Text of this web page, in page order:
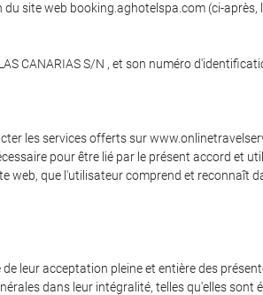
site web booking.aghotelspa.com (ci-après,
CANARIAS S/N , et son numéro
les services offerts sur
pour être lié par le présent accord et
web, que l'utilisateur comprend et reconnaît
leur acceptation pleine et entière des
dans leur intégralité, telles qu'elles sont